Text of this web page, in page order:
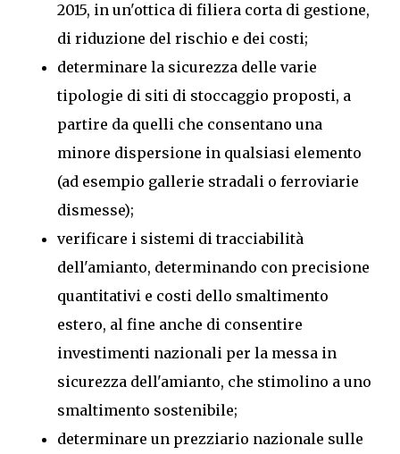
2015, in un'ottica di filiera corta di gestione,
di riduzione del rischio e dei costi;
determinare la sicurezza delle varie
tipologie di siti di stoccaggio proposti, a
partire da quelli che consentano una
minore dispersione in qualsiasi elemento
(ad esempio gallerie stradali o ferroviarie
dismesse);
verificare i sistemi di tracciabilità
dell'amianto, determinando con precisione
quantitativi e costi dello smaltimento
estero, al fine anche di consentire
investimenti nazionali per la messa in
sicurezza dell'amianto, che stimolino a uno
smaltimento sostenibile;
determinare un prezziario nazionale sulle